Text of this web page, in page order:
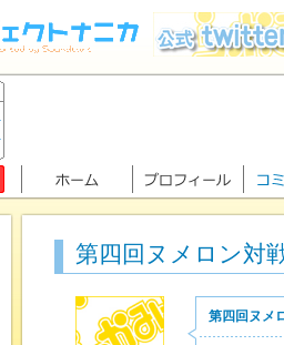
第四回ヌメロン対
第四回ヌメ